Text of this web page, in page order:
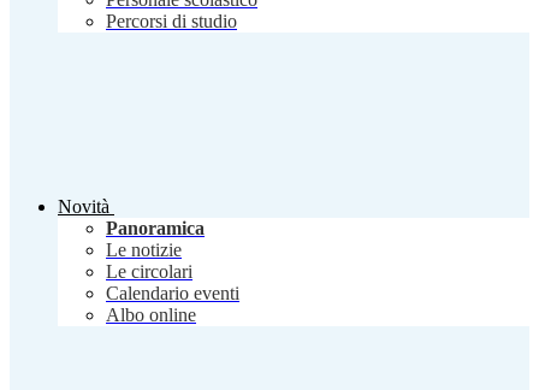
Percorsi di studio
Novità
Panoramica
Le notizie
Le circolari
Calendario eventi
Albo online